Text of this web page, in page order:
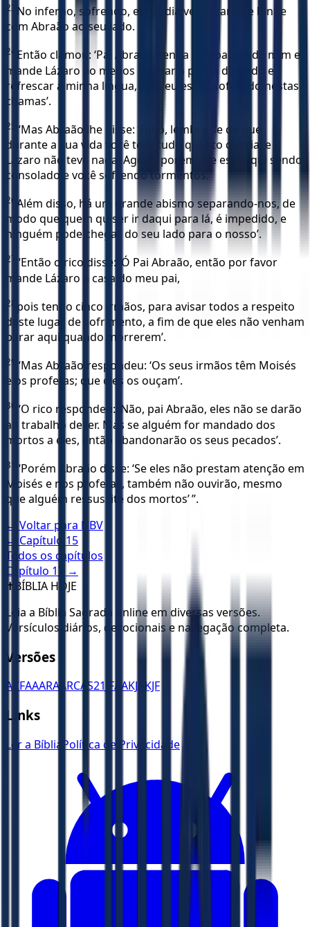
23 No inferno, sofrendo, ele podia ver Lázaro de longe
com Abraão ao seu lado.
24 Então clamou: ‘Pai Abraão, tenha compaixão de mim e
mande Lázaro ao menos molhar a ponta do dedo e
refrescar a minha língua, pois eu estou sofrendo nestas
chamas’.
25 “Mas Abraão lhe disse: ‘Filho, lembre-se de que
durante a sua vida você teve tudo quanto queria, e
Lázaro não teve nada. Agora, porém, ele está aqui sendo
consolado e você sofrendo tormentos.
26 Além disso, há um grande abismo separando-nos, de
modo que quem quiser ir daqui para lá, é impedido, e
ninguém pode chegar do seu lado para o nosso’.
27 “Então o rico disse: ‘Ó Pai Abraão, então por favor
mande Lázaro à casa do meu pai,
28 pois tenho cinco irmãos, para avisar todos a respeito
deste lugar de sofrimento, a fim de que eles não venham
parar aqui quando morrerem’.
29 “Mas Abraão respondeu: ‘Os seus irmãos têm Moisés
e os profetas; que eles os ouçam’.
30 “O rico respondeu: ‘Não, pai Abraão, eles não se darão
ao trabalho de ler. Mas se alguém for mandado dos
mortos a eles, então abandonarão os seus pecados’.
31
“Porém Abraão disse: ‘Se eles não prestam atenção em
Moisés e nos profetas, também não ouvirão, mesmo
que alguém ressuscite dos mortos’ ”.
← Voltar para NBV
← Capítulo 15
Todos os capítulos
Capítulo 17
→
✝️ BÍBLIA HOJE
Leia a Bíblia Sagrada online em diversas versões.
Versículos diários, devocionais e navegação completa.
Versões
ACFAAARA ARCAS21 JFAAKJA KJF
Links
Ler a Bíblia Política de Privacidade